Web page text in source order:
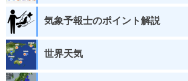
気象予報士のポイント解説
世界天気